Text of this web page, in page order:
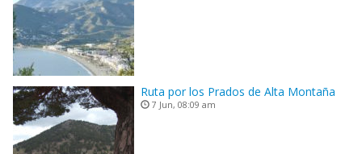
Ruta por los Prados de Alta Montaña
7 Jun, 08:09 am